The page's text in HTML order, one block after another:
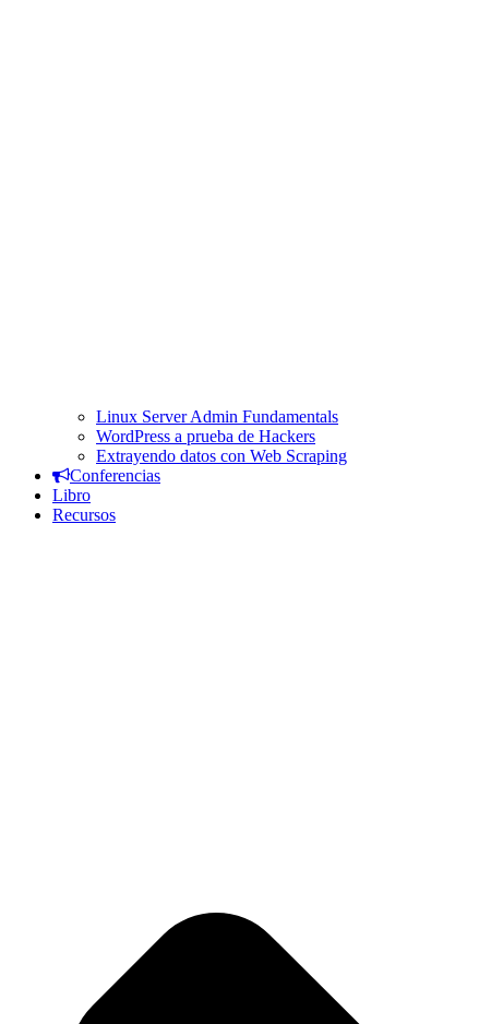
Linux Server Admin Fundamentals
WordPress a prueba de Hackers
Extrayendo datos con Web Scraping
Conferencias
Libro
Recursos